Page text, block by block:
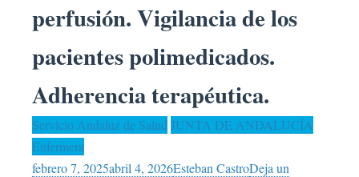
perfusión. Vigilancia de los
pacientes polimedicados.
Adherencia terapéutica.
Servicio Andaluz de Salud JUNTA DE ANDALUCÍA
Enfermera
febrero 7, 2025abril 4, 2026Esteban CastroDeja un